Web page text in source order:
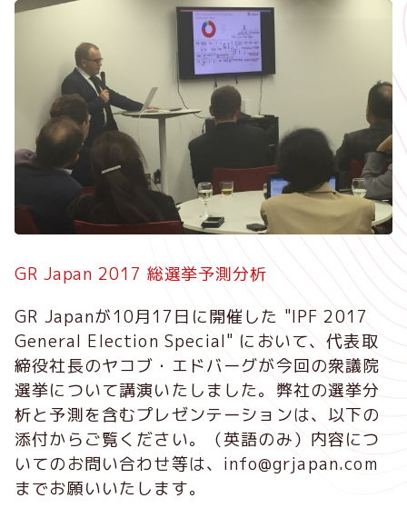
メ
ツ
移
動
GR Japan 2017 総選挙予測分析
GR Japanが10月17日に開催した "IPF 2017
General Election Special" において、代表取
締役社長のヤコブ・エドバーグが今回の衆議院
選挙について講演いたしました。弊社の選挙分
析と予測を含むプレゼンテーションは、以下の
添付からご覧ください。（英語のみ）内容につ
いてのお問い合わせ等は、info@grjapan.com
までお願いいたします。